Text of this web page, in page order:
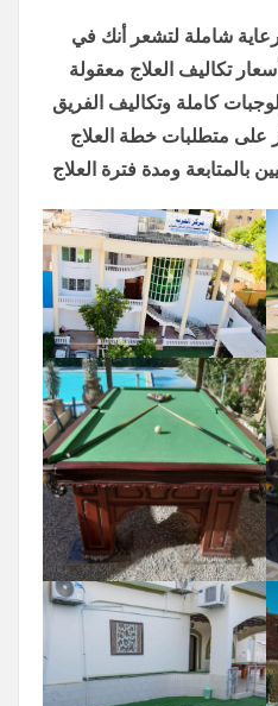
شاملة لتشعر أنك في
تكاليف العلاج معقولة
كاملة وتكاليف الفريق
على متطلبات خطة العلاج
بالمتابعة ومدة فترة العلاج